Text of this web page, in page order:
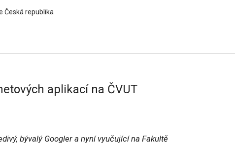
Česká republika
aplikací na ČVUT
bývalý Googler a nyní vyučující na Fakultě